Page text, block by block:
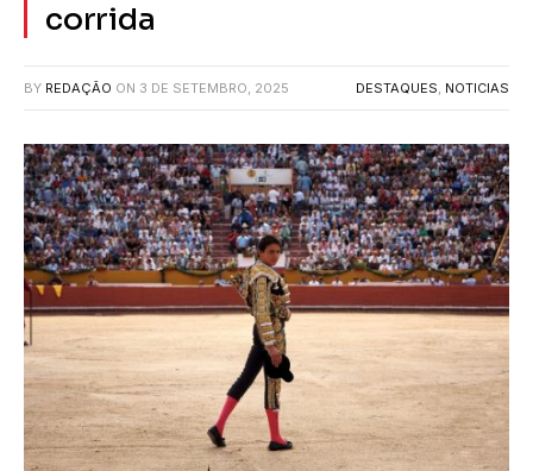
corrida
BY REDAÇÃO ON 3 DE SETEMBRO, 2025 DESTAQUES, NOTICIAS